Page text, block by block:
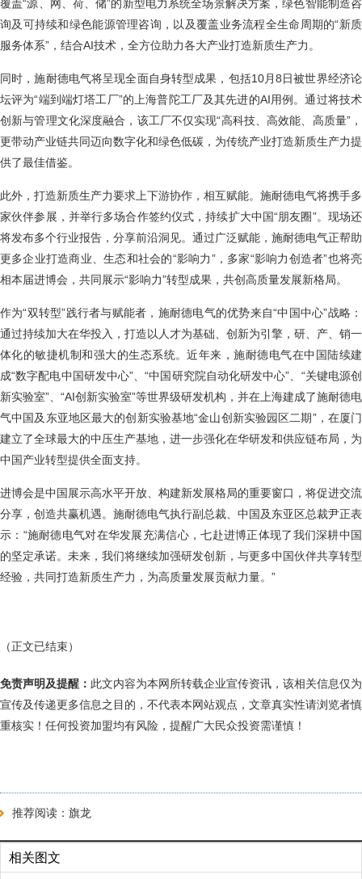
覆盖“源、网、荷、储”的新型电力系统全场景解决方案，绿色智能制造咨
询及可持续和绿色能源管理咨询，以及覆盖业务流程全生命周期的“新质
服务体系”，结合AI技术，全方位助力各大产业打造新质生产力。
同时，施耐德电气将呈现全面自身转型成果，包括10月8日被世界经济论
坛评为“端到端灯塔工厂”的上海普陀工厂及其先进的AI用例。通过将技术
创新与管理文化深度融合，该工厂不仅实现“高科技、高效能、高质量”，
更带动产业链共同迈向数字化和绿色低碳，为传统产业打造新质生产力提
供了最佳借鉴。
此外，打造新质生产力要求上下游协作，相互赋能。施耐德电气将携手多
家伙伴参展，并举行多场合作签约仪式，持续扩大中国“朋友圈”。现场还
将发布多个行业报告，分享前沿洞见。通过广泛赋能，施耐德电气正帮助
更多企业打造商业、生态和社会的“影响力”，多家“影响力创造者”也将亮
相本届进博会，共同展示“影响力”转型成果，共创高质量发展新格局。
作为“双转型”践行者与赋能者，施耐德电气的优势来自“中国中心”战略：
通过持续加大在华投入，打造以人才为基础、创新为引擎，研、产、销一
体化的敏捷机制和强大的生态系统。近年来，施耐德电气在中国陆续建
成“数字配电中国研发中心”、“中国研究院自动化研发中心”、“关键电源创
新实验室”、“AI创新实验室”等世界级研发机构，并在上海建成了施耐德电
气中国及东亚地区最大的创新实验基地“金山创新实验园区二期”，在厦门
建立了全球最大的中压生产基地，进一步强化在华研发和供应链布局，为
中国产业转型提供全面支持。
进博会是中国展示高水平开放、构建新发展格局的重要窗口，将促进交流
分享，创造共赢机遇。施耐德电气执行副总裁、中国及东亚区总裁尹正表
示：“施耐德电气对在华发展充满信心，七赴进博正体现了我们深耕中国
的坚定承诺。未来，我们将继续加强研发创新，与更多中国伙伴共享转型
经验，共同打造新质生产力，为高质量发展贡献力量。”
（正文已结束）
免责声明及提醒： 此文内容为本网所转载企业宣传资讯，该相关信息仅为
宣传及传递更多信息之目的，不代表本网站观点，文章真实性请浏览者慎
重核实！任何投资加盟均有风险，提醒广大民众投资需谨慎！
推荐阅读： 旗龙
相关图文